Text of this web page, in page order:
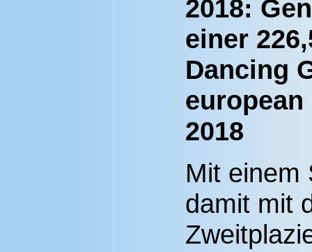
2018:
einer
Dancing
2018
Mit einem
damit mit